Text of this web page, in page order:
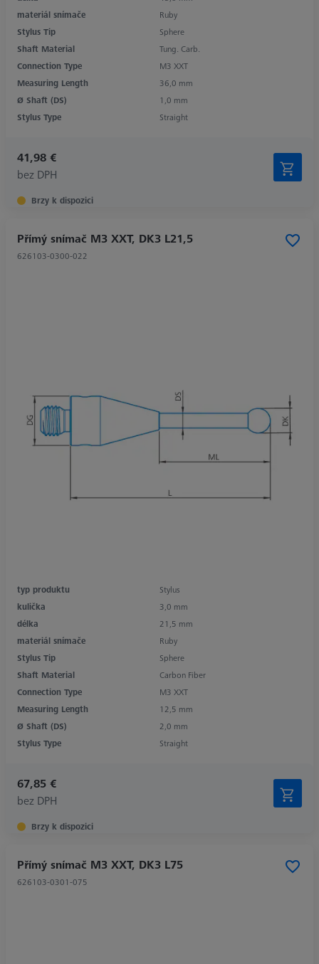
materiál snímače
Ruby
Stylus Tip
Sphere
Shaft Material
Tung. Carb.
Connection Type
M3 XXT
Measuring Length
36,0 mm
Ø Shaft (DS)
1,0 mm
Stylus Type
Straight
41,98 €
bez DPH
Brzy k dispozici
Přímý snímač M3 XXT, DK3 L21,5
626103-0300-022
typ produktu
Stylus
kulička
3,0 mm
délka
21,5 mm
materiál snímače
Ruby
Stylus Tip
Sphere
Shaft Material
Carbon Fiber
Connection Type
M3 XXT
Measuring Length
12,5 mm
Ø Shaft (DS)
2,0 mm
Stylus Type
Straight
67,85 €
bez DPH
Brzy k dispozici
Přímý snímač M3 XXT, DK3 L75
626103-0301-075